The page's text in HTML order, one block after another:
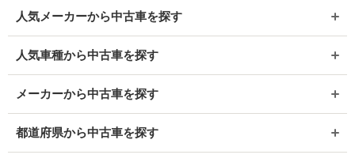
人気メーカーから中古車を探す
人気車種から中古車を探す
メーカーから中古車を探す
都道府県から中古車を探す